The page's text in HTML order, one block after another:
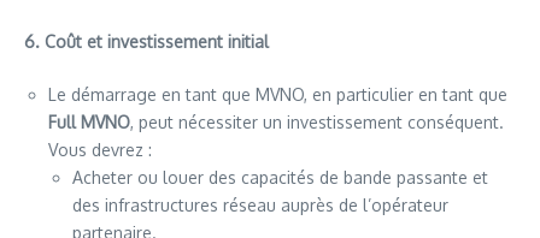
6. Coût et investissement initial
Le démarrage en tant que MVNO, en particulier en tant que
Full MVNO, peut nécessiter un investissement conséquent.
Vous devrez :
Acheter ou louer des capacités de bande passante et
des infrastructures réseau auprès de l’opérateur
partenaire.